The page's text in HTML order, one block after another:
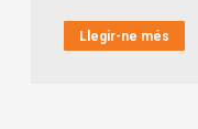
Llegir-ne més